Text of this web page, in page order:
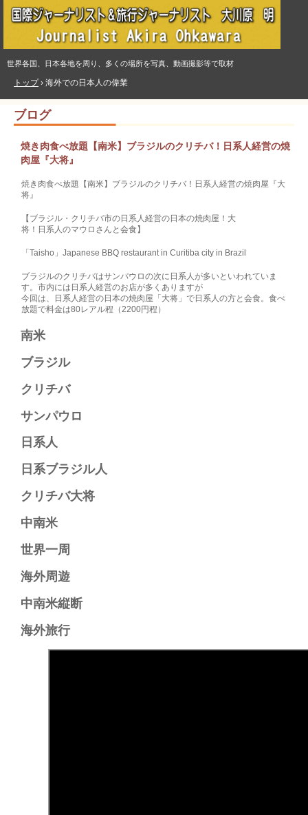
世界各国、日本各地を周り、多くの場所を写真、動画撮影等で取材
トップ› 海外での日本人の偉業
ブログ
焼き肉食べ放題【南米】ブラジルのクリチバ！日系人経営の焼
肉屋『大将』
焼き肉食べ放題【南米】ブラジルのクリチバ！日系人経営の焼肉屋『大
将』
【ブラジル・クリチバ市の日系人経営の日本の焼肉屋！大
将！日系人のマウロさんと会食】
「Taisho」Japanese BBQ restaurant in Curitiba city in Brazil
ブラジルのクリチバはサンパウロの次に日系人が多いといわれていま
す。市内には日系人経営のお店が多くありますが
今回は、日系人経営の日本の焼肉屋「大将」で日系人の方と会食。食べ
放題で料金は80レアル程（2200円程）
南米​
ブラジル​
クリチバ​
サンパウロ​
日系人​
日系ブラジル人​
クリチバ大将​
中南米​
世界一周​
海外周遊​
中南米縦断​
海外旅行